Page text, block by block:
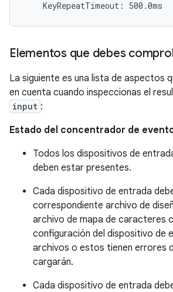
Elementos que debes
La siguiente es una lista de aspectos
en cuenta cuando inspeccionas el
input :
Estado del concentrador de
Todos los dispositivos de
deben estar presentes.
Cada dispositivo de entrada
correspondiente archivo de
archivo de mapa de caracteres
configuración del dispositivo de
archivos o estos tienen errores
cargarán.
Cada dispositivo de entrada